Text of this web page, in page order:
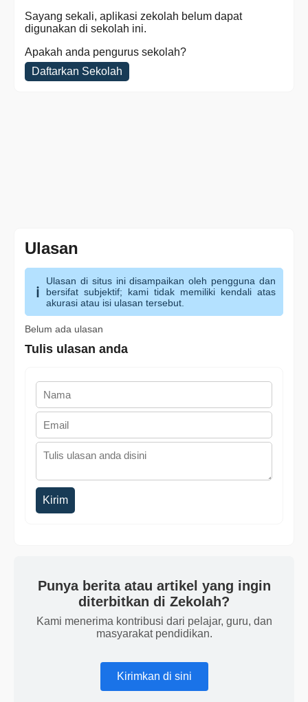
Sayang sekali, aplikasi zekolah belum dapat
digunakan di sekolah ini.
Apakah anda pengurus sekolah?
Daftarkan Sekolah
Ulasan
Ulasan di situs ini disampaikan oleh pengguna dan
bersifat subjektif; kami tidak memiliki kendali atas
akurasi atau isi ulasan tersebut.
Belum ada ulasan
Tulis ulasan anda
Kirim
Punya berita atau artikel yang ingin
diterbitkan di Zekolah?
Kami menerima kontribusi dari pelajar, guru, dan
masyarakat pendidikan.
Kirimkan di sini